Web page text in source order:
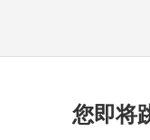
您即将